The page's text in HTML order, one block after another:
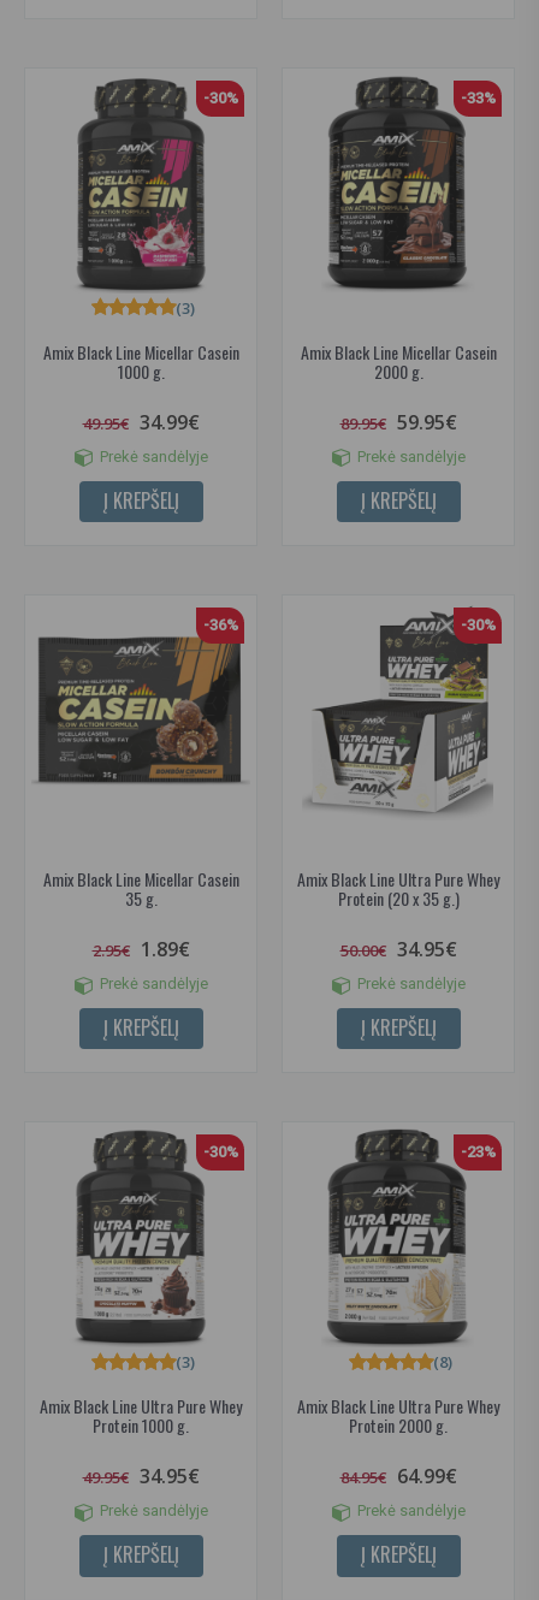
-30%
Amix Black Line Micellar Casein
1000 g.
(3)
49.95€ 34.99€
Prekė sandėlyje
Į KREPŠELĮ
-33%
Amix Black Line Micellar Casein
2000 g.
89.95€ 59.95€
Prekė sandėlyje
Į KREPŠELĮ
-36%
Amix Black Line Micellar Casein
35 g.
2.95€ 1.89€
Prekė sandėlyje
Į KREPŠELĮ
-30%
Amix Black Line Ultra Pure Whey
Protein (20 x 35 g.)
50.00€ 34.95€
Prekė sandėlyje
Į KREPŠELĮ
-30%
Amix Black Line Ultra Pure Whey
Protein 1000 g.
(3)
49.95€ 34.95€
Prekė sandėlyje
Į KREPŠELĮ
-23%
Amix Black Line Ultra Pure Whey
Protein 2000 g.
(8)
84.95€ 64.99€
Prekė sandėlyje
Į KREPŠELĮ